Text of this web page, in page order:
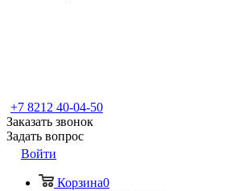
+7 8212 40-04-50
Заказать звонок
Задать вопрос
Войти
Корзина0